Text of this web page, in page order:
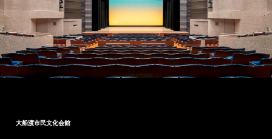
大船渡市民文化会館